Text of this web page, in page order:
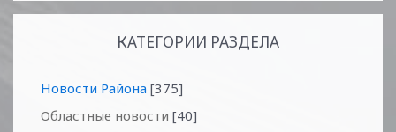
КАТЕГОРИИ РАЗДЕЛА
Новости Района [375]
Областные новости [40]